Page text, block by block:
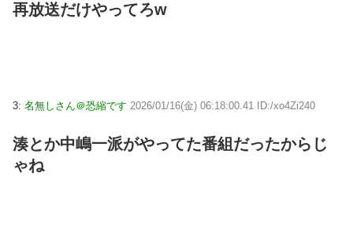
再放送だけやってろw
3: 名無しさん＠恐縮です 2026/01/16(金) 06:18:00.41 ID:/xo4Zi240
湊とか中嶋一派がやってた番組だったからじ
ゃね